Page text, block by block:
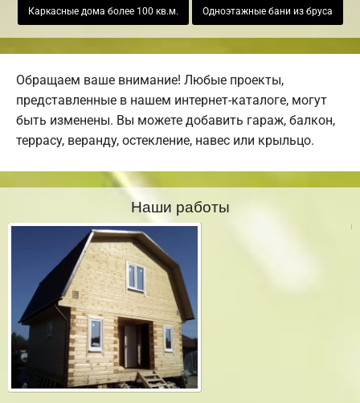
Каркасные дома более 100 кв.м. Одноэтажные бани из бруса
Обращаем ваше внимание! Любые проекты,
представленные в нашем интернет-каталоге, могут
быть изменены. Вы можете добавить гараж, балкон,
террасу, веранду, остекление, навес или крыльцо.
Наши работы